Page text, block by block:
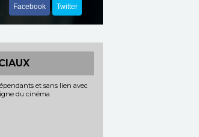
Facebook Twitter
et sans lien avec
du cinéma.